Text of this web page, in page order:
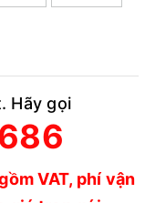
Hãy gọi
VAT, phí vận